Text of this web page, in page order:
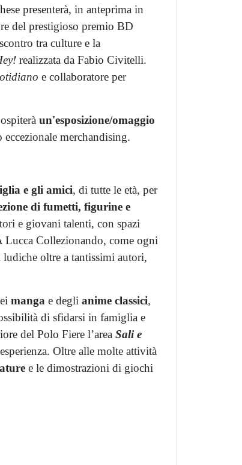
presenterà, in anteprima in
del prestigioso premio BD
tra culture e la
realizzata da Fabio Civitelli.
e collaboratore per
un'esposizione/omaggio
merchandising.
e gli amici, di tutte le età, per
di fumetti, figurine e
e giovani talenti, con spazi
Lucca Collezionando, come ogni
oltre a tantissimi autori,
manga e degli anime classici,
di sfidarsi in famiglia e
del Polo Fiere l’area Sali e
Oltre alle molte attività
e le dimostrazioni di giochi